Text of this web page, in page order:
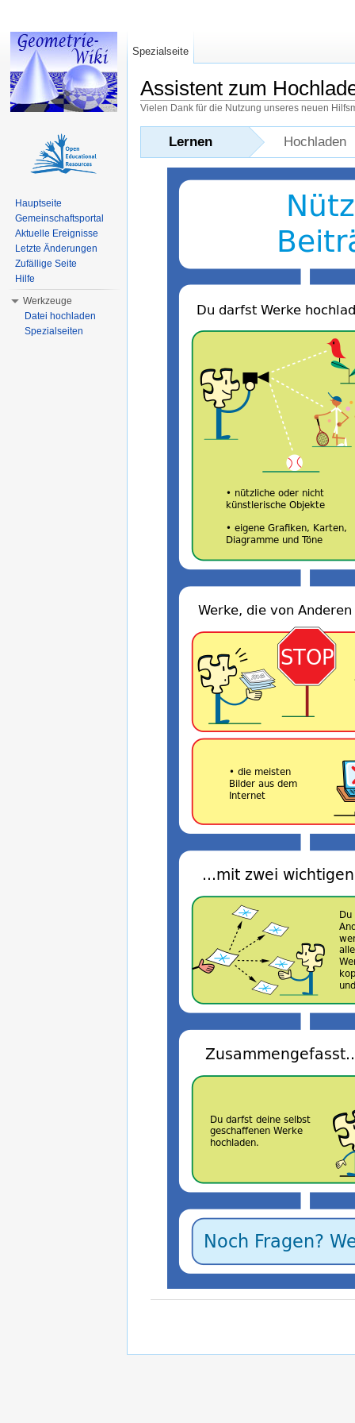
Assistent zum
Vielen Dank für die Nutzung unseres neuen
Lernen Hochladen
Spezialseite
Hauptseite
Gemeinschaftsportal
Aktuelle Ereignisse
Letzte Änderungen
Zufällige Seite
Hilfe
Werkzeuge
Datei hochladen
Spezialseiten